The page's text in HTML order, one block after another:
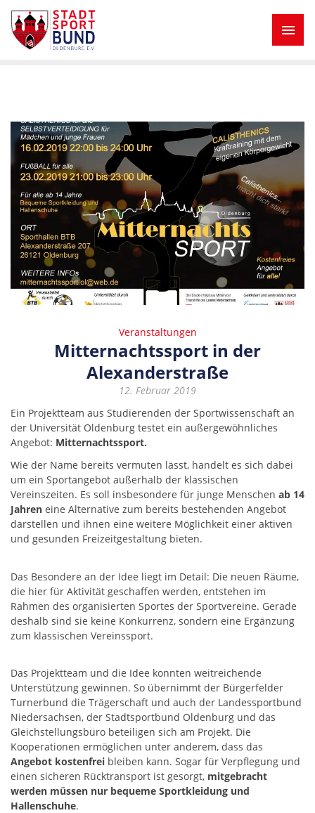
Veranstaltungen
Mitternachtssport in der
Alexanderstraße
12. Februar 2019
Ein Projektteam aus Studierenden der Sportwissenschaft an
der Universität Oldenburg testet ein außergewöhnliches
Angebot: Mitternachtssport.
Wie der Name bereits vermuten lässt, handelt es sich dabei
um ein Sportangebot außerhalb der klassischen
Vereinszeiten. Es soll insbesondere für junge Menschen ab 14
Jahren eine Alternative zum bereits bestehenden Angebot
darstellen und ihnen eine weitere Möglichkeit einer aktiven
und gesunden Freizeitgestaltung bieten.
Das Besondere an der Idee liegt im Detail: Die neuen Räume,
die hier für Aktivität geschaffen werden, entstehen im
Rahmen des organisierten Sportes der Sportvereine. Gerade
deshalb sind sie keine Konkurrenz, sondern eine Ergänzung
zum klassischen Vereinssport.
Das Projektteam und die Idee konnten weitreichende
Unterstützung gewinnen. So übernimmt der Bürgerfelder
Turnerbund die Trägerschaft und auch der Landessportbund
Niedersachsen, der Stadtsportbund Oldenburg und das
Gleichstellungsbüro beteiligen sich am Projekt. Die
Kooperationen ermöglichen unter anderem, dass das
Angebot kostenfrei bleiben kann. Sogar für Verpflegung und
einen sicheren Rücktransport ist gesorgt, mitgebracht
werden müssen nur bequeme Sportkleidung und
Hallenschuhe.